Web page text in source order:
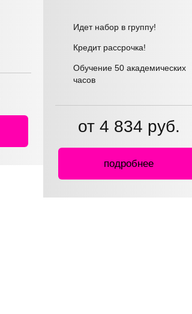
Идет набор в группу!
Кредит рассрочка!
Обучение 50 академических
часов
от 4 834 руб.
подробнее